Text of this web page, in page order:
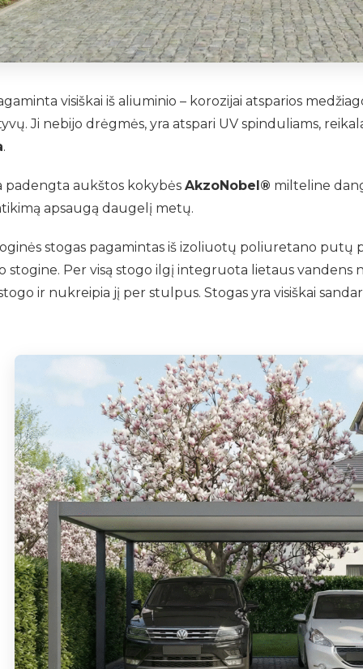
visiškai iš aliuminio – korozijai atsparios
Ji nebijo drėgmės, yra atspari UV spinduliams,
.
padengta aukštos kokybės AkzoNobel® milteline
apsaugą daugelį metų.
stogas pagamintas iš izoliuotų poliuretano putų
stogine. Per visą stogo ilgį integruota lietaus vandens
ir nukreipia jį per stulpus. Stogas yra visiškai